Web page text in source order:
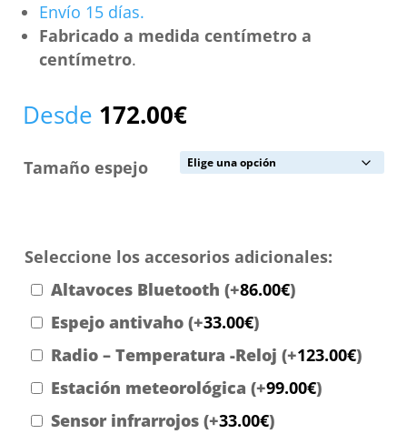
Envío 15 días.
Fabricado a medida centímetro a
centímetro.
Desde 172.00€
Tamaño espejo
Seleccione los accesorios adicionales:
Altavoces Bluetooth (+86.00€)
Espejo antivaho (+33.00€)
Radio – Temperatura -Reloj (+123.00€)
Estación meteorológica (+99.00€)
Sensor infrarrojos (+33.00€)